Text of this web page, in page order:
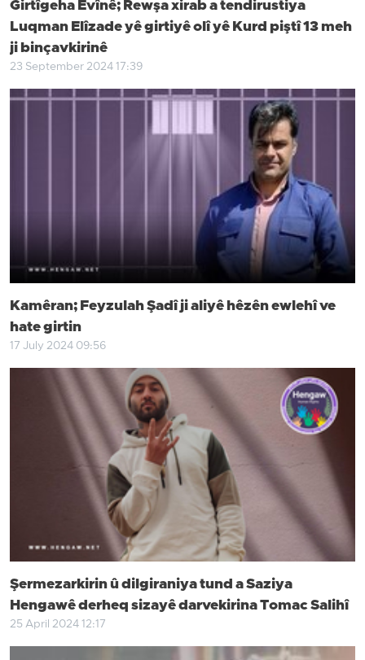
Girtîgeha Êvînê; Rewşa xirab a tendirustiya
Luqman Elîzade yê girtiyê olî yê Kurd piştî 13 meh
ji binçavkirinê
23 September 2024 17:39
Kamêran; Feyzulah Şadî ji aliyê hêzên ewlehî ve
hate girtin
17 July 2024 09:56
Şermezarkirin û dilgiraniya tund a Saziya
Hengawê derheq sizayê darvekirina Tomac Salihî
25 April 2024 12:17